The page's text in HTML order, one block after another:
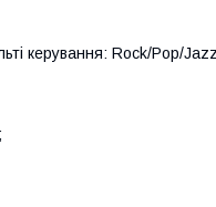
керування: Rock/Pop/